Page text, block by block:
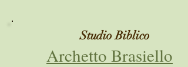
Studio Biblico
Archetto Brasiello